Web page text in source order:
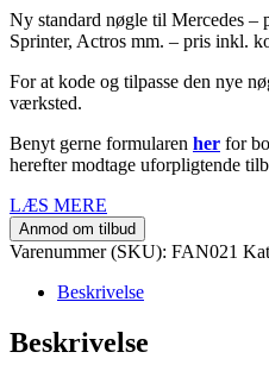
var:
1.500,00 DKK.
er:
Ny standard nøgle til Mercedes –
Sprinter, Actros mm. – pris inkl.
For at kode og tilpasse den nye
værksted.
Benyt gerne formularen her for
herefter modtage uforpligtende
LÆS MERE
Anmod om tilbud
Varenummer (SKU): FAN021
Beskrivelse
Beskrivelse